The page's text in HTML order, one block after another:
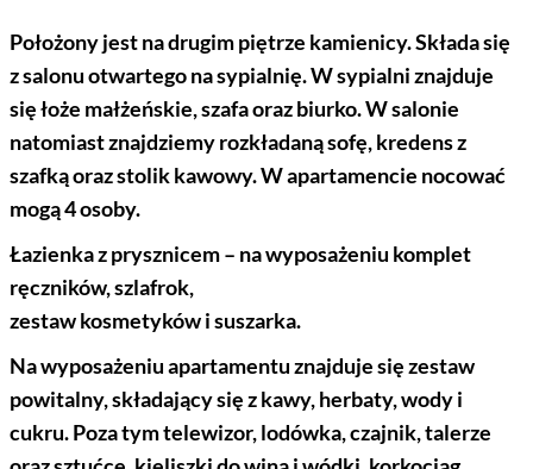
Położony jest na drugim piętrze kamienicy. Składa się
z salonu otwartego na sypialnię. W sypialni znajduje
się łoże małżeńskie, szafa oraz biurko. W salonie
natomiast znajdziemy rozkładaną sofę, kredens z
szafką oraz stolik kawowy. W apartamencie nocować
mogą 4 osoby.
Łazienka z prysznicem – na wyposażeniu komplet
ręczników, szlafrok,
zestaw kosmetyków i suszarka.
Na wyposażeniu apartamentu znajduje się zestaw
powitalny, składający się z kawy, herbaty, wody i
cukru. Poza tym telewizor, lodówka, czajnik, talerze